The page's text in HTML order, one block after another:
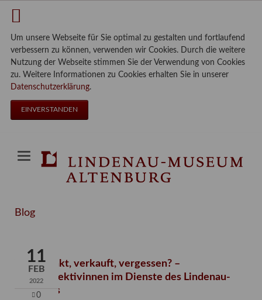
Um unsere Webseite für Sie optimal zu gestalten und fortlaufend
verbessern zu können, verwenden wir Cookies. Durch die weitere
Nutzung der Webseite stimmen Sie der Verwendung von Cookies
zu. Weitere Informationen zu Cookies erhalten Sie in unserer
Datenschutzerklärung.
EINVERSTANDEN
Blog
11
FEB
2022
0
Verschenkt, verkauft, vergessen? –
Kunstdetektivinnen im Dienste des Lindenau-
Museums